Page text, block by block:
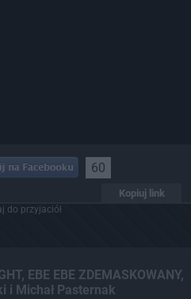
60
Kopiuj link
do przyjaciół
EBE EBE ZDEMASKOWANY,
i Michał Pasternak